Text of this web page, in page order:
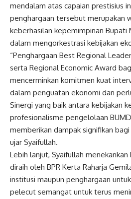
mendalam atas capaian prestisius
penghargaan tersebut merupakan
keberhasilan kepemimpinan Bupati
dalam mengorkestrasi kebijakan
“Penghargaan Best Regional
serta Regional Economic Award
mencerminkan komitmen kuat
dalam penguatan ekonomi dan
Sinergi yang baik antara kebijakan
profesionalisme pengelolaan
memberikan dampak signifikan
ujar Syaifullah.
Lebih lanjut, Syaifullah
diraih oleh BPR Kerta Raharja
institusi maupun penghargaan
pelecut semangat untuk terus